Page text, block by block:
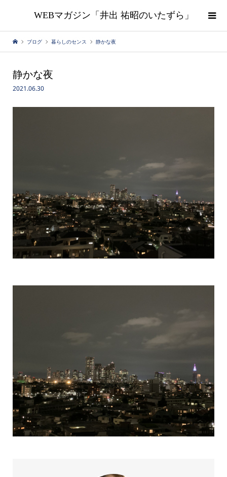
WEBマガジン「井出 祐昭のいたずら」
ブログ 暮らしのセンス 静かな夜
静かな夜
2021.06.30